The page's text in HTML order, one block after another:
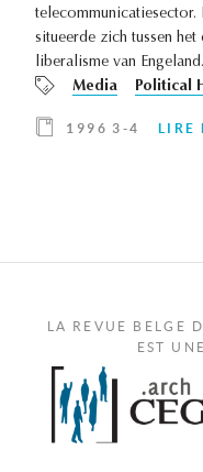
situeerde zich tussen
liberalisme van Engeland.
Media
Political
1996 3-4 LIRE
LA REVUE BELGE
EST